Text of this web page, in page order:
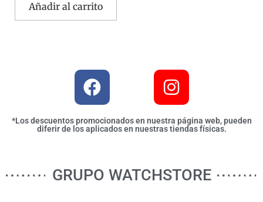
Añadir al carrito
*Los descuentos promocionados en nuestra página web, pueden
diferir de los aplicados en nuestras tiendas físicas.
GRUPO WATCHSTORE